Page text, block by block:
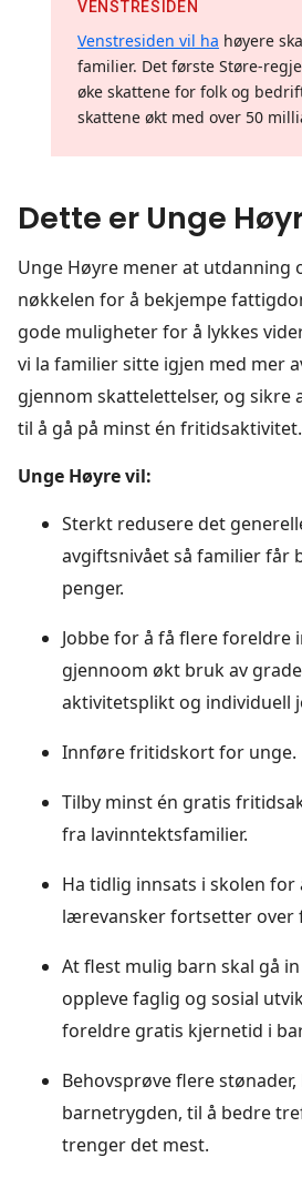
VENSTRESIDEN
Venstresiden vil ha høyere
familier. Det første Støre-
øke skattene for folk og
skattene økt med over 50
Dette er Unge
Unge Høyre mener at utdanning
nøkkelen for å bekjempe
gode muligheter for å lykkes
vi la familier sitte igjen med mer
gjennom skattelettelser, og sikre
til å gå på minst én fritidsaktivitet.
Unge Høyre vil:
Sterkt redusere det
avgiftsnivået så familier får
penger.
Jobbe for å få flere foreldre
gjennoom økt bruk av
aktivitetsplikt og individuell
Innføre fritidskort for unge.
Tilby minst én gratis
fra lavinntektsfamilier.
Ha tidlig innsats i skolen for
lærevansker fortsetter over
At flest mulig barn skal gå
oppleve faglig og sosial
foreldre gratis kjernetid i
Behovsprøve flere
barnetrygden, til å bedre
trenger det mest.